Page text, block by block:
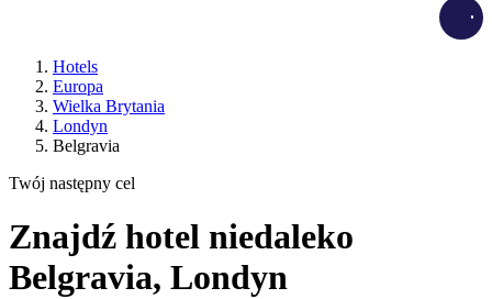
Hotels
Europa
Wielka Brytania
Londyn
Belgravia
Twój następny cel
Znajdź hotel niedaleko
Belgravia, Londyn